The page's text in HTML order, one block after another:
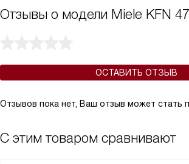
Отзывы о модели Miele KFN
ОСТАВИТЬ ОТЗЫВ
Отзывов пока нет, Ваш отзыв может стать
С этим товаром сравнивают